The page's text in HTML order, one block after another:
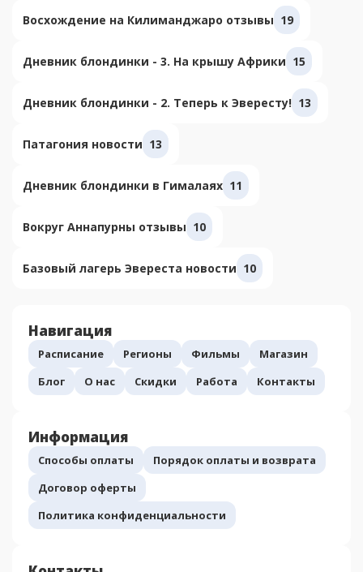
Восхождение на Килиманджаро отзывы 19
Дневник блондинки - 3. На крышу Африки 15
Дневник блондинки - 2. Теперь к Эвересту! 13
Патагония новости 13
Дневник блондинки в Гималаях 11
Вокруг Аннапурны отзывы 10
Базовый лагерь Эвереста новости 10
Навигация
Расписание Регионы Фильмы
Магазин
Блог
О нас Скидки Работа Контакты
Информация
Способы оплаты
Порядок оплаты и возврата
Договор оферты
Политика конфиденциальности